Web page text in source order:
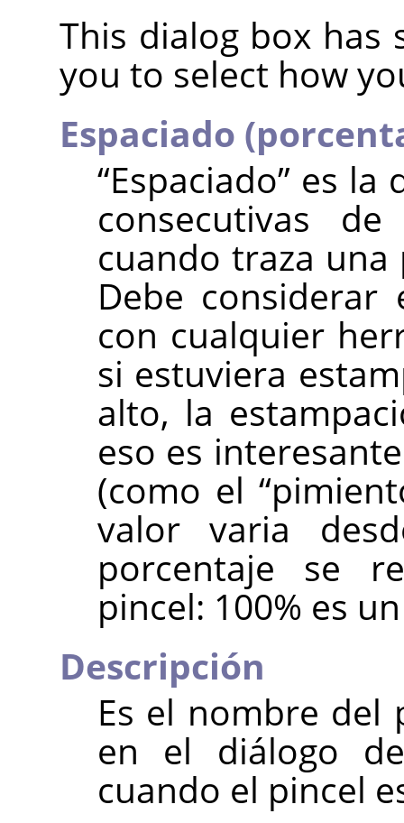
This dialog box has
you to select how
Espaciado
“Espaciado” es la
consecutivas
cuando traza
Debe
con cualquier
si estuviera
alto, la
eso es
(como el“
valor varia
porcentaje se
pincel: 100% es
Descripción
Es el nombre del
en el diálogo
cuando el pincel